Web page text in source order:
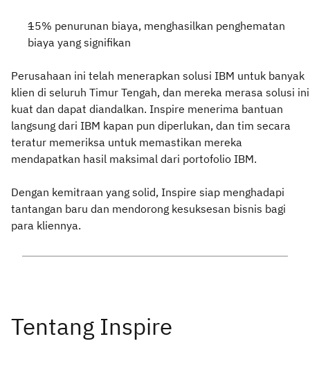
15% penurunan biaya, menghasilkan penghematan
biaya yang signifikan
Perusahaan ini telah menerapkan solusi IBM untuk banyak
klien di seluruh Timur Tengah, dan mereka merasa solusi ini
kuat dan dapat diandalkan. Inspire menerima bantuan
langsung dari IBM kapan pun diperlukan, dan tim secara
teratur memeriksa untuk memastikan mereka
mendapatkan hasil maksimal dari portofolio IBM.
Dengan kemitraan yang solid, Inspire siap menghadapi
tantangan baru dan mendorong kesuksesan bisnis bagi
para kliennya.